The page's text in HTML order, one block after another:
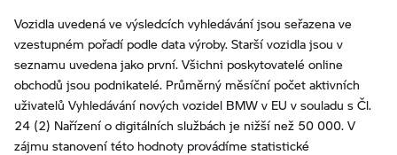
Vozidla uvedená ve výsledcích vyhledávání jsou seřazena ve
vzestupném pořadí podle data výroby. Starší vozidla jsou v
seznamu uvedena jako první. Všichni poskytovatelé online
obchodů jsou podnikatelé. Průměrný měsíční počet aktivních
uživatelů Vyhledávání nových vozidel BMW v EU v souladu s Čl.
24 (2) Nařízení o digitálních službách je nižší než 50 000. V
zájmu stanovení této hodnoty provádíme statistické